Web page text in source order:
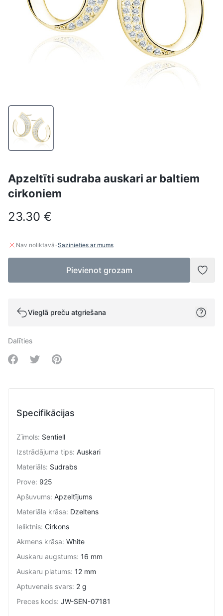
Apzeltīti sudraba auskari ar baltiem
cirkoniem
23.30 €
Nav noliktavā ·Sazinieties ar mums
Pievienot grozam
Vieglā preču atgriešana
Dalīties
Share on Facebook
Share on Twitter
Share on Pinterest
Specifikācijas
Zīmols: Sentiell
Izstrādājuma tips: Auskari
Materiāls: Sudrabs
Prove: 925
Apšuvums: Apzeltījums
Materiāla krāsa: Dzeltens
Ieliktnis: Cirkons
Akmens krāsa: White
Auskaru augstums: 16 mm
Auskaru platums: 12 mm
Aptuvenais svars: 2 g
Preces kods: JW-SEN-07181